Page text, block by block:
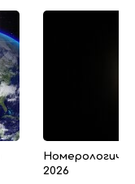
2026